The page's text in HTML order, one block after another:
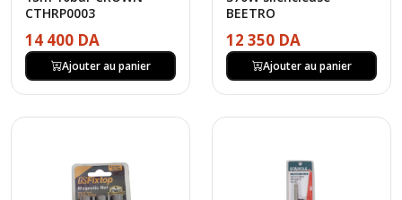
CTHRP0003
14 400 DA
Ajouter au panier
BEETRO
12 350 DA
Ajouter au panier